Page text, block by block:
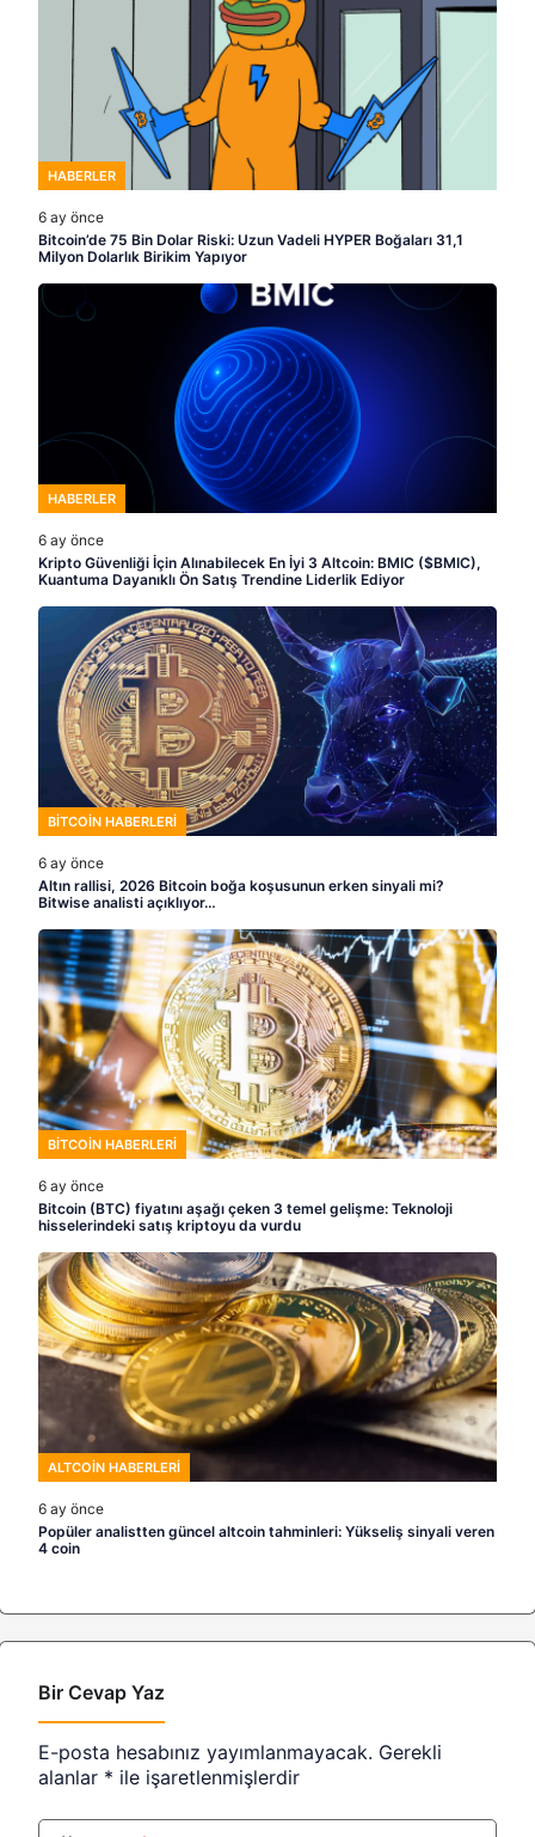
HABERLER
6 ay önce
Bitcoin’de 75 Bin Dolar Riski: Uzun Vadeli HYPER Boğaları 31,1
Milyon Dolarlık Birikim Yapıyor
HABERLER
6 ay önce
Kripto Güvenliği İçin Alınabilecek En İyi 3 Altcoin: BMIC ($BMIC),
Kuantuma Dayanıklı Ön Satış Trendine Liderlik Ediyor
BITCOIN HABERLERI
6 ay önce
Altın rallisi, 2026 Bitcoin boğa koşusunun erken sinyali mi?
Bitwise analisti açıklıyor…
BITCOIN HABERLERI
6 ay önce
Bitcoin (BTC) fiyatını aşağı çeken 3 temel gelişme: Teknoloji
hisselerindeki satış kriptoyu da vurdu
ALTCOIN HABERLERI
6 ay önce
Popüler analistten güncel altcoin tahminleri: Yükseliş sinyali veren
4 coin
Bir Cevap Yaz
E-posta hesabınız yayımlanmayacak. Gerekli
alanlar * ile işaretlenmişlerdir